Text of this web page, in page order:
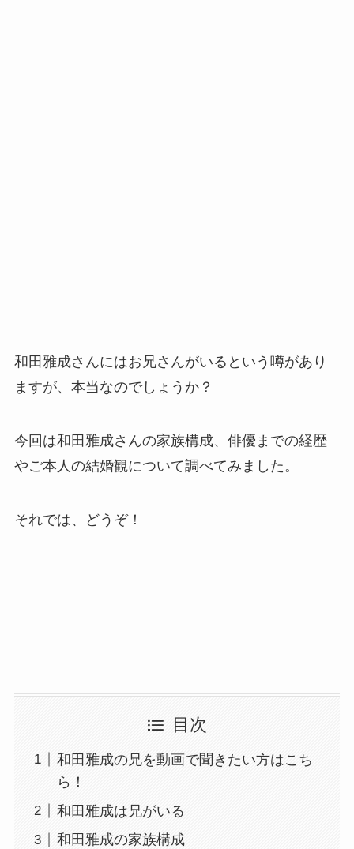
和田雅成さんにはお兄さんがいるという噂があり
ますが、本当なのでしょうか？
今回は和田雅成さんの家族構成、俳優までの経歴
やご本人の結婚観について調べてみました。
それでは、どうぞ！
目次
和田雅成の兄を動画で聞きたい方はこち
ら！
和田雅成は兄がいる
和田雅成の家族構成